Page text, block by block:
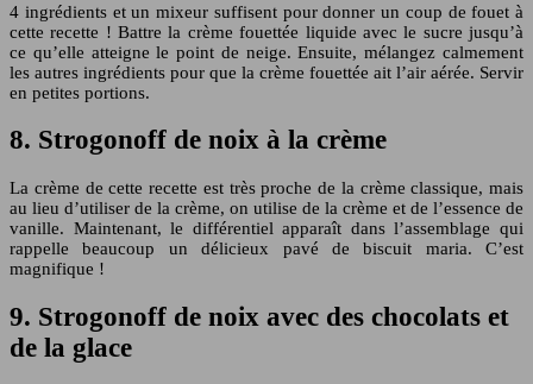
4 ingrédients et un mixeur suffisent pour donner un coup de fouet à
cette recette ! Battre la crème fouettée liquide avec le sucre jusqu’à
ce qu’elle atteigne le point de neige. Ensuite, mélangez calmement
les autres ingrédients pour que la crème fouettée ait l’air aérée. Servir
en petites portions.
8. Strogonoff de noix à la crème
La crème de cette recette est très proche de la crème classique, mais
au lieu d’utiliser de la crème, on utilise de la crème et de l’essence de
vanille. Maintenant, le différentiel apparaît dans l’assemblage qui
rappelle beaucoup un délicieux pavé de biscuit maria. C’est
magnifique !
9. Strogonoff de noix avec des chocolats et
de la glace